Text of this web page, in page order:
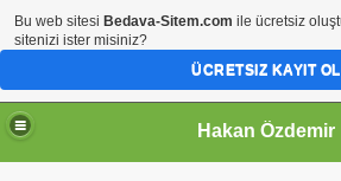
Hakan Özdemir
Bu web sitesi Bedava-Sitem.com ile ücretsiz
sitenizi ister misiniz?
ÜCRETSIZ KAYIT OL